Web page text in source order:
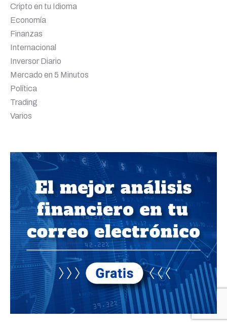
Cripto en tu Idioma
Economía
Finanzas
Internacional
Inversor Diario
Mercado en 5 Minutos
Política
Trading
Varios